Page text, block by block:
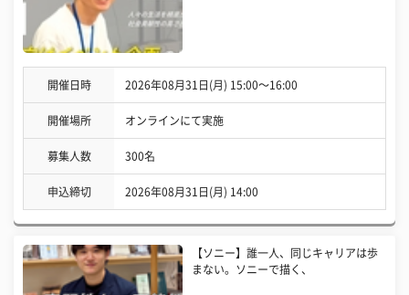
開催日時 2026年08月31日(月) 15:00〜16:00
開催場所 オンラインにて実施
募集人数 300名
申込締切 2026年08月31日(月) 14:00
【ソニー】誰一人、同じキャリアは歩
まない。ソニーで描く、